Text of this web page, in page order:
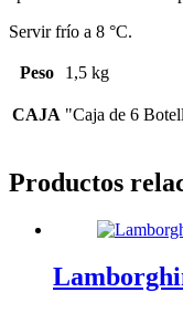
Servir frío a 8 °C.
Peso 1,5 kg
CAJA "Caja de 6
Productos